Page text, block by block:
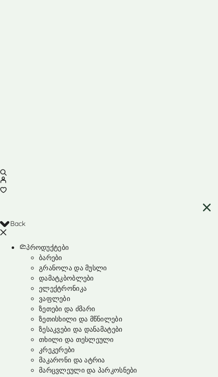
Back
პროდუქტები
ბარები
გრანოლა და მუსლი
დამატკბობლები
ელექტრონიკა
ვაფლები
ზეთები და ძმარი
ზეთისხილი და მწნილები
ზესაკვები და დანამატები
თხილი და თესლეული
კრეკერები
მაკარონი და ატრია
მარცვლეული და პარკოსნები